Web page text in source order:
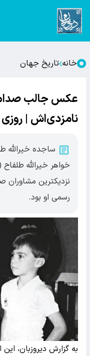
خانه تاریخ جهان
عکس جالب
نامزدی‌اش | روزی
ساجده
خواهر خیرالله
نزدیکترین
رسمی او بود.